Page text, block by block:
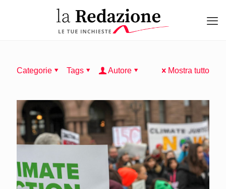
Categorie Tags Autore Mostra tutto